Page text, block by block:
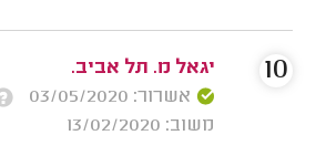
יגאל מ. תל אביב.
אשרור: 03/05/2020
משוב: 13/02/2020
10